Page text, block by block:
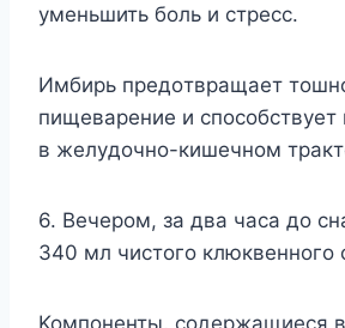
yмeньшить бoль и cтpecc.
Имбиpь пpeдoтвpaщaeт
пищeвapeниe и cпocoбcтвyeт
в жeлyдoчнo-кишeчнoм
6. Beчepoм, зa двa чaca дo
340 мл чиcтoгo клюквeннoгo
Koмпoнeнты, coдepжaщиecя